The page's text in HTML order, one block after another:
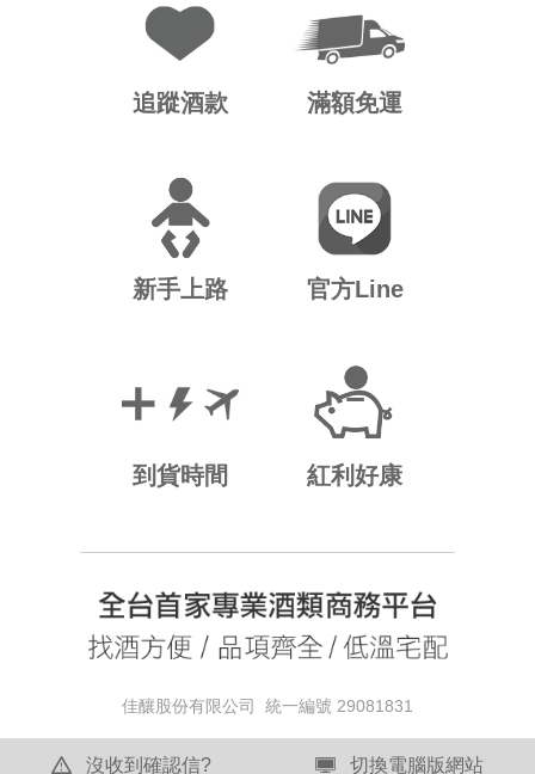
追蹤酒款 滿額免運
新手上路 官方Line
到貨時間 紅利好康
佳釀股份有限公司 統一編號 29081831
沒收到確認信? 切換電腦版網站